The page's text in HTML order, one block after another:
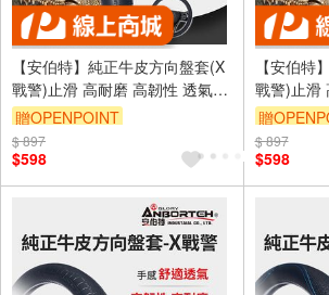
【安伯特】純正牛皮方向盤套(X
戰警)止滑 高耐磨 高韌性 透氣吸
汗
贈OPENPOINT
$ 897
$598
【安伯特
戰警)止滑
汗
贈
$ 897
$598